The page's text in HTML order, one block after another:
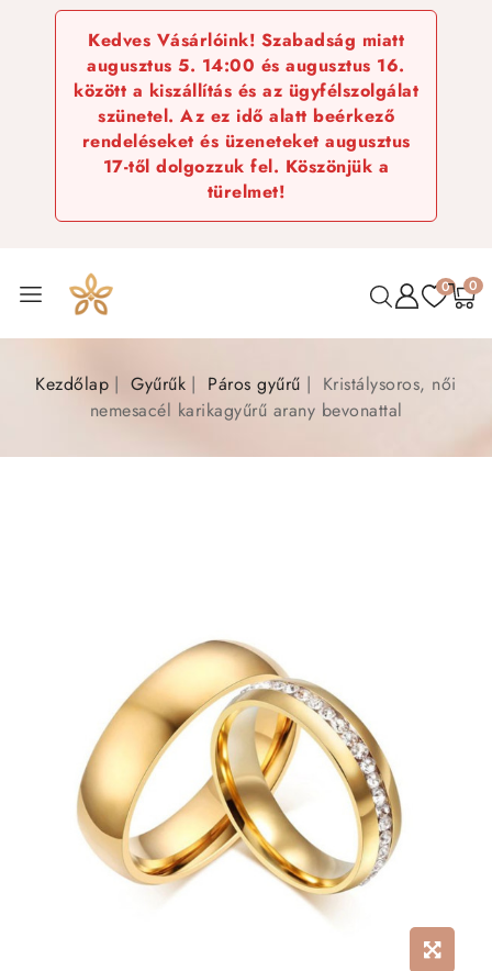
Kedves Vásárlóink! Szabadság miatt
augusztus 5. 14:00 és augusztus 16.
között a kiszállítás és az ügyfélszolgálat
szünetel. Az ez idő alatt beérkező
rendeléseket és üzeneteket augusztus
17-től dolgozzuk fel. Köszönjük a
türelmet!
0 0
Kezdőlap Gyűrűk Páros gyűrű
Kristálysoros, női
nemesacél karikagyűrű arany bevonattal